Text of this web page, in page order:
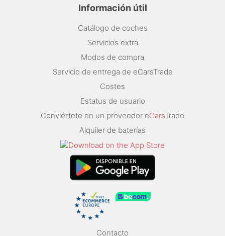
Información útil
Catálogo de coches
Servicios extra
Modos de compra
Servicio de entrega de eCarsTrade
Costes
Estatus de usuario
Conviértete en un proveedor eCarsTrade
Alquiler de baterías
Contacto